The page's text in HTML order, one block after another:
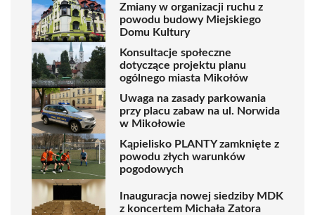
Zmiany w organizacji ruchu z
powodu budowy Miejskiego
Domu Kultury
Konsultacje społeczne
dotyczące projektu planu
ogólnego miasta Mikołów
Uwaga na zasady parkowania
przy placu zabaw na ul. Norwida
w Mikołowie
Kąpielisko PLANTY zamknięte z
powodu złych warunków
pogodowych
Inauguracja nowej siedziby MDK
z koncertem Michała Zatora